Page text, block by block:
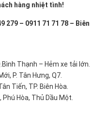
hàng nhiệt tình!
279 – 0911 71 71 78 – Biên
Thạnh – Hẻm xe tải lớn.
P. Tân Hưng, Q7.
Tiến, TP. Biên Hòa.
Hòa, Thủ Dầu Một.